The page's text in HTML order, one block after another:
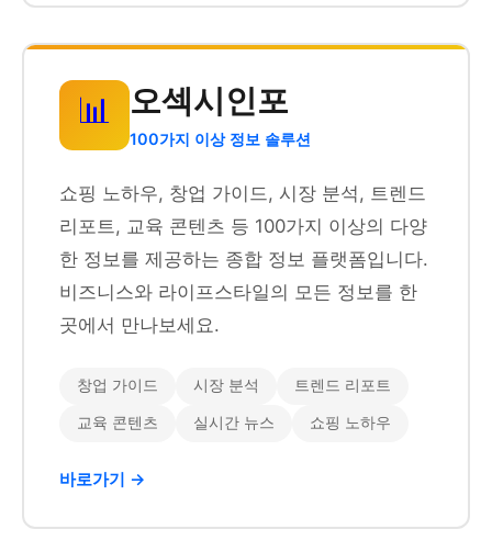
📊 오섹시인포
100가지 이상 정보 솔루션
쇼핑 노하우, 창업 가이드, 시장 분석, 트렌드
리포트, 교육 콘텐츠 등 100가지 이상의 다양
한 정보를 제공하는 종합 정보 플랫폼입니다.
비즈니스와 라이프스타일의 모든 정보를 한
곳에서 만나보세요.
창업 가이드 시장 분석 트렌드 리포트
교육 콘텐츠 실시간 뉴스 쇼핑 노하우
바로가기 →